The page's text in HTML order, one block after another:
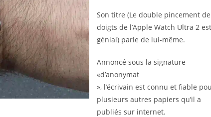
Son titre (Le double pincement de
doigts de l’Apple Watch Ultra 2 est
génial) parle de lui-même.
Annoncé sous la signature
«d’anonymat
», l’écrivain est connu et fiable
plusieurs autres papiers qu’il a
publiés sur internet.